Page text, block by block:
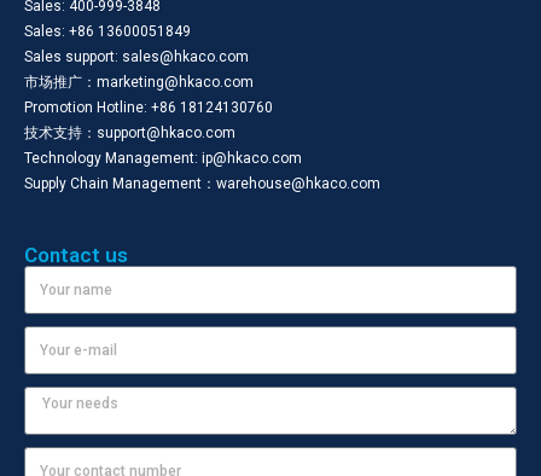
Sales: 400-999-3848
Sales: +86 13600051849
Sales support: sales@hkaco.com
市场推广：marketing@hkaco.com
Promotion Hotline: +86 18124130760
技术支持：support@hkaco.com
Technology Management: ip@hkaco.com
Supply Chain Management：warehouse@hkaco.com
Contact us